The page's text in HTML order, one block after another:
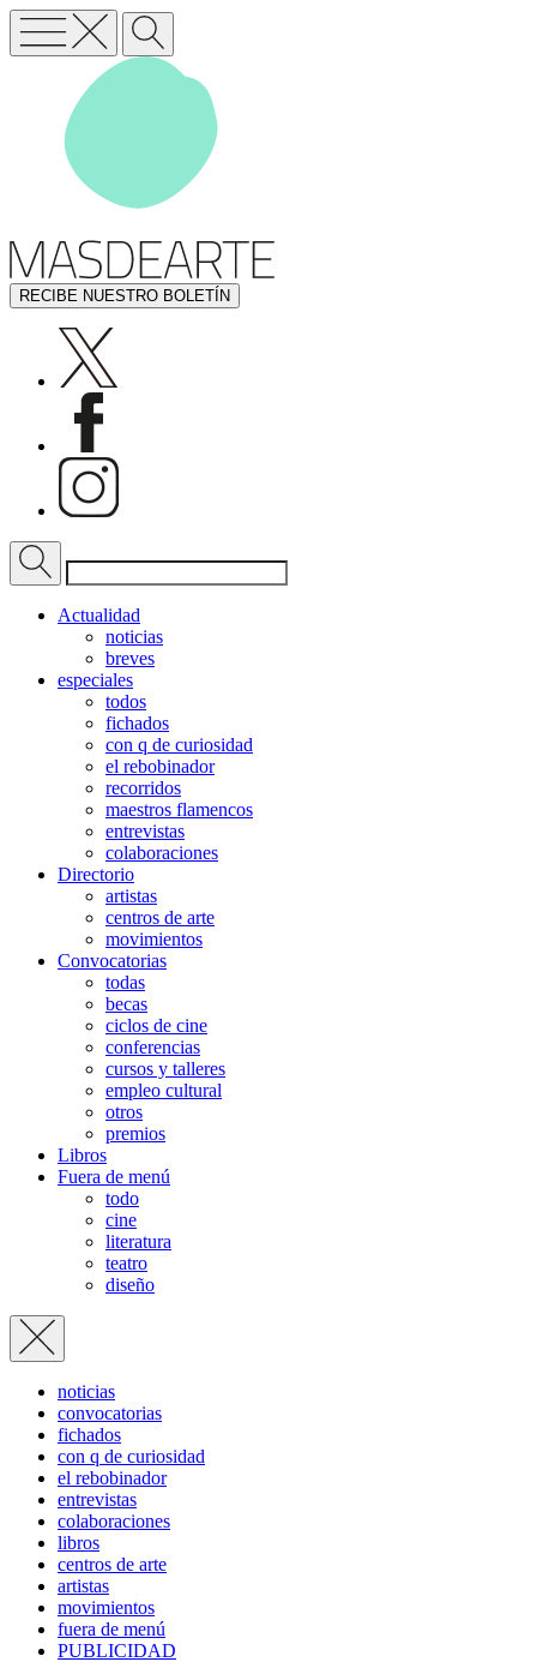
RECIBE NUESTRO BOLETÍN
Actualidad
noticias
breves
especiales
todos
fichados
con q de curiosidad
el rebobinador
recorridos
maestros flamencos
entrevistas
colaboraciones
Directorio
artistas
centros de arte
movimientos
Convocatorias
todas
becas
ciclos de cine
conferencias
cursos y talleres
empleo cultural
otros
premios
Libros
Fuera de menú
todo
cine
literatura
teatro
diseño
noticias
convocatorias
fichados
con q de curiosidad
el rebobinador
entrevistas
colaboraciones
libros
centros de arte
artistas
movimientos
fuera de menú
PUBLICIDAD